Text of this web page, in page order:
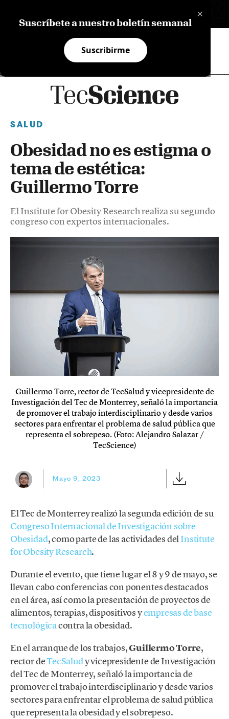
×
Suscríbete a nuestro boletín semanal
Suscribirme
SALUD
Obesidad no es estigma o
tema de estética:
Guillermo Torre
El Institute for Obesity Research realiza su segundo
congreso con expertos internacionales.
Guillermo Torre, rector de TecSalud y vicepresidente de
Investigación del Tec de Monterrey, señaló la importancia
de promover el trabajo interdisciplinario y desde varios
sectores para enfrentar el problema de salud pública que
representa el sobrepeso. (Foto: Alejandro Salazar /
TecScience)
Mayo 9, 2023
El Tec de Monterrey realizó la segunda edición de su
Congreso Internacional de Investigación sobre
Obesidad, como parte de las actividades delInstitute
for Obesity Research.
Durante el evento, que tiene lugar el 8 y 9 de mayo, se
llevan cabo conferencias con ponentes destacados
en el área, así como la presentación de proyectos de
alimentos, terapias, dispositivos yempresas de base
tecnológicacontra la obesidad.
En el arranque de los trabajos,Guillermo Torre,
rector deTecSaludy vicepresidente de Investigación
del Tec de Monterrey, señaló la importancia de
promover el trabajo interdisciplinario y desde varios
sectores para enfrentar el problema de salud pública
que representa la obesidad y el sobrepeso.